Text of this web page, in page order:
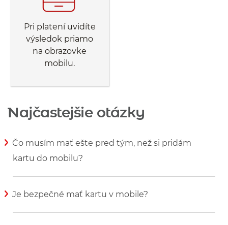
Pri platení uvidíte
výsledok priamo
na obrazovke
mobilu.
Najčastejšie otázky
Čo musím mať ešte pred tým, než si pridám
kartu do mobilu?
Je bezpečné mať kartu v mobile?